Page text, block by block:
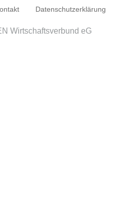
Datenschutzerklärung
Wirtschaftsverbund eG